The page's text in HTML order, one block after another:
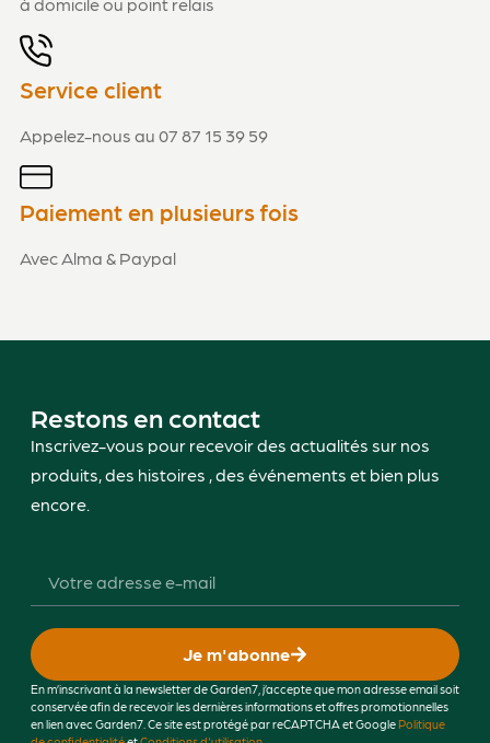
Service client
Appelez-nous au 07 87 15 39 59
Paiement en plusieurs fois
Avec Alma & Paypal
Restons en contact
Inscrivez-vous pour recevoir des actualités sur nos
produits, des histoires , des événements et bien plus
encore.
Je m'abonne
En m’inscrivant à la newsletter de Garden7, j’accepte que mon adresse email soit
conservée afin de recevoir les dernières informations et offres promotionnelles
en lien avec Garden7. Ce site est protégé par reCAPTCHA et GooglePolitique